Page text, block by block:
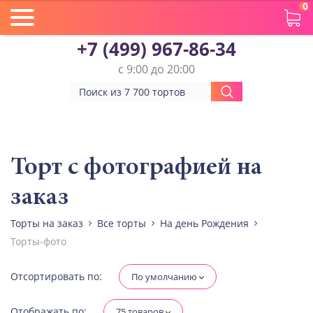
0
+7 (499) 967-86-34
с 9:00 до 20:00
Количество ярусов
Разные начинки для ярусов
Диабетическая-
Торт с фотографией на
заказ
Торты на заказ Все торты
На день Рождения
Торты-фото
Отсортировать по: По умолчанию